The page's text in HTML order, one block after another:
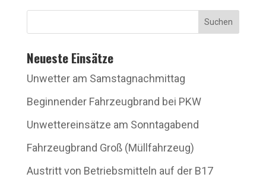
Suchen
Neueste Einsätze
Unwetter am Samstagnachmittag
Beginnender Fahrzeugbrand bei PKW
Unwettereinsätze am Sonntagabend
Fahrzeugbrand Groß (Müllfahrzeug)
Austritt von Betriebsmitteln auf der B17